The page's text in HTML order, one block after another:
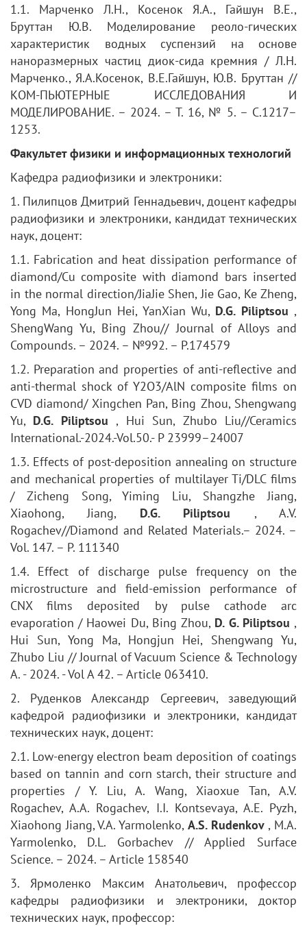
1.1. Марченко Л.Н., Косенок Я.А., Гайшун В.Е.,
Бруттан Ю.В. Моделирование реоло-гических
характеристик водных суспензий на основе
наноразмерных частиц диок-сида кремния / Л.Н.
Марченко., Я.А.Косенок, В.Е.Гайшун, Ю.В. Бруттан //
КОМ-ПЬЮТЕРНЫЕ ИССЛЕДОВАНИЯ И
МОДЕЛИРОВАНИЕ. – 2024. – Т. 16, № 5. – С.1217–
1253.
Факультет физики и информационных технологий
Кафедра радиофизики и электроники:
1. Пилипцов Дмитрий Геннадьевич, доцент кафедры
радиофизики и электроники, кандидат технических
наук, доцент:
1.1. Fabrication and heat dissipation performance of
diamond/Cu composite with diamond bars inserted
in the normal direction/JiaJie Shen, Jie Gao, Ke Zheng,
Yong Ma, HongJun Hei, YanXian Wu, D.G. Piliptsou ,
ShengWang Yu, Bing Zhou// Journal of Alloys and
Compounds. – 2024. – №992. – P.174579
1.2. Preparation and properties of anti-reflective and
anti-thermal shock of Y2O3/AlN composite films on
CVD diamond/ Xingchen Pan, Bing Zhou, Shengwang
Yu, D.G. Piliptsou , Hui Sun, Zhubo Liu//Ceramics
International.-2024.-Vol.50.- P 23999–24007
1.3. Effects of post-deposition annealing on structure
and mechanical properties of multilayer Ti/DLC films
/ Zicheng Song, Yiming Liu, Shangzhe Jiang,
Xiaohong, Jiang, D.G. Piliptsou , A.V.
Rogachev//Diamond and Related Materials.– 2024. –
Vol. 147. – P. 111340
1.4. Effect of discharge pulse frequency on the
microstructure and field-emission performance of
CNX films deposited by pulse cathode arc
evaporation / Haowei Du, Bing Zhou, D. G. Piliptsou ,
Hui Sun, Yong Ma, Hongjun Hei, Shengwang Yu,
Zhubo Liu // Journal of Vacuum Science & Technology
A. - 2024. - Vol A 42. – Article 063410.
2. Руденков Александр Сергеевич, заведующий
кафедрой радиофизики и электроники, кандидат
технических наук, доцент:
2.1. Low-energy electron beam deposition of coatings
based on tannin and corn starch, their structure and
properties / Y. Liu, A. Wang, Xiaoxue Tan, A.V.
Rogachev, A.A. Rogachev, I.I. Kontsevaya, A.E. Pyzh,
Xiaohong Jiang, V.A. Yarmolenko, A.S. Rudenkov, M.A.
Yarmolenko, D.L. Gorbachev // Applied Surface
Science. – 2024. – Article 158540
3. Ярмоленко Максим Анатольевич, профессор
кафедры радиофизики и электроники, доктор
технических наук, профессор: